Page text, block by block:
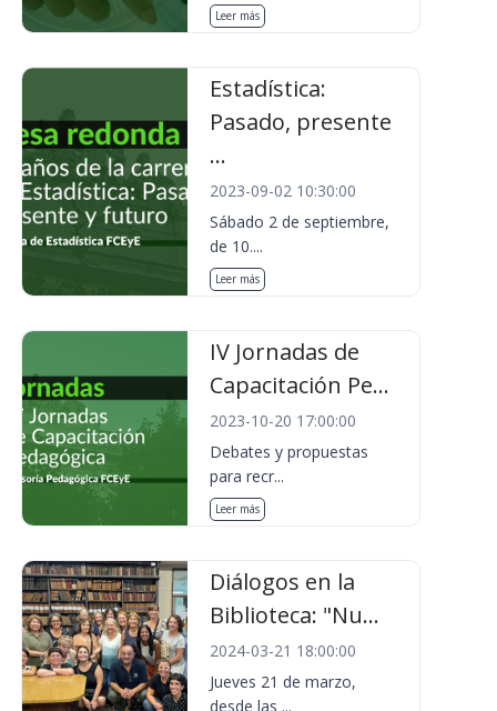
Leer más
Estadística:
Pasado, presente
...
2023-09-02 10:30:00
Sábado 2 de septiembre,
de 10....
Leer más
IV Jornadas de
Capacitación Pe...
2023-10-20 17:00:00
Debates y propuestas
para recr...
Leer más
Diálogos en la
Biblioteca: "Nu...
2024-03-21 18:00:00
Jueves 21 de marzo,
desde las ...